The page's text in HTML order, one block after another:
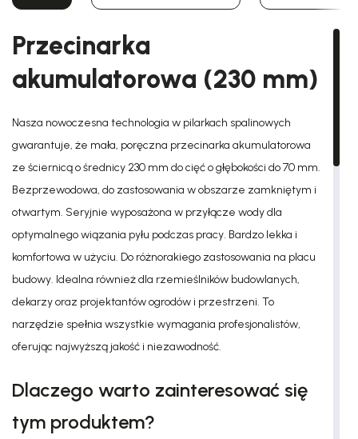
Przecinarka
akumulatorowa (230 mm)
Nasza nowoczesna technologia w pilarkach spalinowych
gwarantuje, że mała, poręczna przecinarka akumulatorowa
ze ściernicą o średnicy 230 mm do cięć o głębokości do 70 mm.
Bezprzewodowa, do zastosowania w obszarze zamkniętym i
otwartym. Seryjnie wyposażona w przyłącze wody dla
optymalnego wiązania pyłu podczas pracy. Bardzo lekka i
komfortowa w użyciu. Do różnorakiego zastosowania na placu
budowy. Idealna również dla rzemieślników budowlanych,
dekarzy oraz projektantów ogrodów i przestrzeni. To
narzędzie spełnia wszystkie wymagania profesjonalistów,
oferując najwyższą jakość i niezawodność.
Dlaczego warto zainteresować się
tym produktem?